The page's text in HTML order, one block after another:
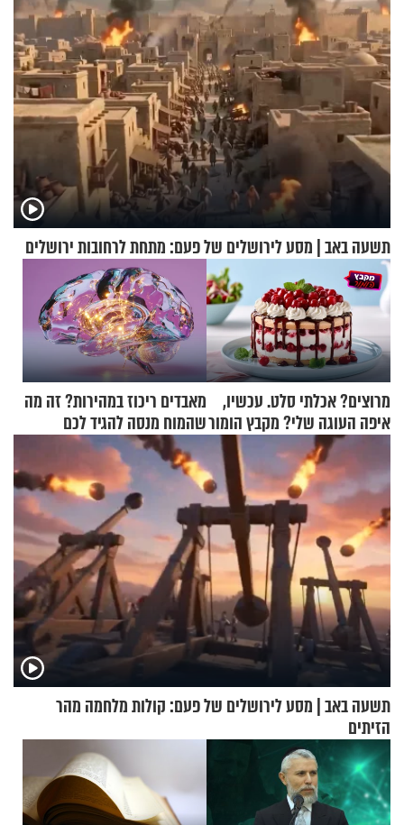
תשעה באב | מסע לירושלים של פעם: מתחת לרחובות ירושלים
מרוצים? אכלתי סלט. עכשיו,
איפה העוגה שלי? מקבץ הומור
כייפי מספר 1
מאבדים ריכוז במהירות? זה מה
שהמוח מנסה להגיד לכם
תשעה באב | מסע לירושלים של פעם: קולות מלחמה מהר
הזיתים